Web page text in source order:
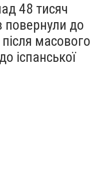
48 тисяч
повернули до
масового
іспанської